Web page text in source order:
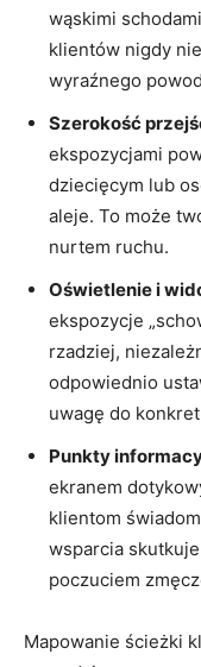
wąskimi
klientów nigdy
wyraźnego
Szerokość
ekspozycjami
dziecięcym lub
aleje. To może
nurtem ruchu.
Oświetlenie i
ekspozycje
rzadziej,
odpowiednio
uwagę do
Punkty
ekranem
klientom
wsparcia
poczuciem
Mapowanie ścieżki